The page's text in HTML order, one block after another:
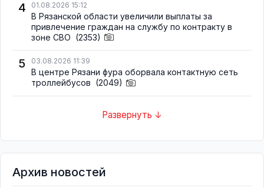
4 01.08.2026 15:12
В Рязанской области увеличили выплаты за
привлечение граждан на службу по контракту в
зоне СВО (2353)
5 03.08.2026 11:39
В центре Рязани фура оборвала контактную сеть
троллейбусов (2049)
Развернуть ↓
Архив новостей